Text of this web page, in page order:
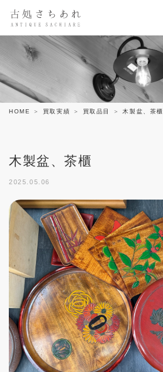
HOME 買取実績 買取品目 木製盆、茶櫃
木製盆、茶櫃
2025.05.06